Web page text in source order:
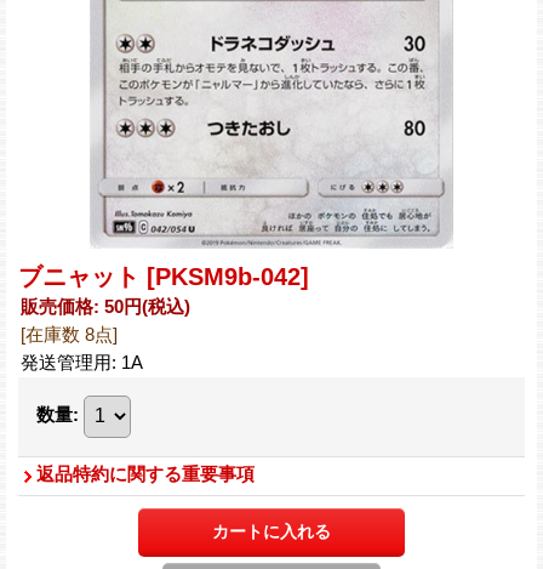
ブニャット [PKSM9b-042]
販売価格: 50円(税込)
[在庫数 8点]
発送管理用: 1A
数量:
返品特約に関する重要事項